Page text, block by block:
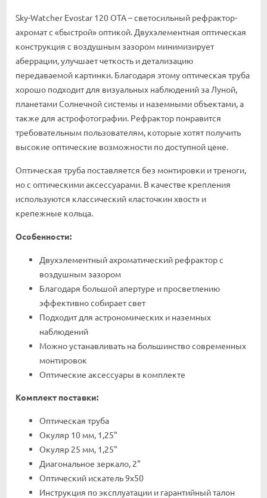
Sky-Watcher Evostar 120 OTA – светосильный рефрактор-
ахромат с «быстрой» оптикой. Двухэлементная оптическая
конструкция с воздушным зазором минимизирует
аберрации, улучшает четкость и детализацию
передаваемой картинки. Благодаря этому оптическая труба
хорошо подходит для визуальных наблюдений за Луной,
планетами Солнечной системы и наземными объектами, а
также для астрофотографии. Рефрактор понравится
требовательным пользователям, которые хотят получить
высокие оптические возможности по доступной цене.
Оптическая труба поставляется без монтировки и треноги,
но с оптическими аксессуарами. В качестве крепления
используются классический «ласточкин хвост» и
крепежные кольца.
Особенности:
Двухэлементный ахроматический рефрактор с
воздушным зазором
Благодаря большой апертуре и просветлению
эффективно собирает свет
Подходит для астрономических и наземных
наблюдений
Можно устанавливать на большинство современных
монтировок
Оптические аксессуары в комплекте
Комплект поставки:
Оптическая труба
Окуляр 10 мм, 1,25"
Окуляр 25 мм, 1,25"
Диагональное зеркало, 2"
Оптический искатель 9x50
Инструкция по эксплуатации и гарантийный талон